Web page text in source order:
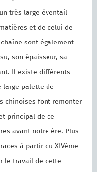
très large éventail
et de celui de
sont également
son épaisseur, sa
Il existe différents
large palette de
chinoises font remonter
principal de ce
avant notre ère. Plus
à partir du XIVème
le travail de cette